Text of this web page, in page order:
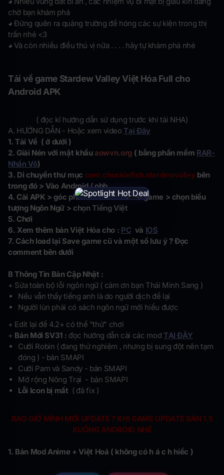
chờ bạn khám phá
◕ Đừng quên ra quảng trường để hóng các sự kiện trong thị
trấn nhé <3
◕ Và còn nhiều điều thú vị nữa . . . . hãy tự khám phá nhé
Tải về game Stardew Valley Việt Hóa Full cho
Android APK
( đọc kĩ hướng dẫn sử dụng trước khi tải NHA)
A. HƯỚNG DẪN - Hoặc xem video Tại Đây
1. Tải Về ( ở dưới )
2. Giải Nén với mật khẩuaowvn.org ( bằng phần mềm RAR-
Nhấn Vô)
3. Di chuyển thư mục com.chucklefish.stardewvalleybên
trong đó > Vào Android / obb
4. Cài APK > góc phải bên dưới khi vào game > chọn biểu
tượng Ngôn Ngữ > chọn Tiếng Việt
5. Chơi
6. Xem thêm bản Việt Hóa cho : PC và IOS
7. Cách load lại Save game cũ và một số lưu ý ? Đọc
comment bên dưới
B Thông Tin Bản Cập Nhật :
+ Sửa toàn bộ lỗi ngôn ngữ ( cảm ơn bạn Thái Minh Sang )
Nếu vẫn thấy tiếng anh là do người dịch để lại
Người lùn phải có sách ngôn ngữ mới hiểu được
+ Edit lại để 4.2+ có thể "thử" chơi
+ Bản Mới SV31 : đọc hướng dẫn cài các mod TẠI ĐÂY
Cưới Robin ( đang thử nghiệm , nhưng bị sung đột nên tạm
đóng ) - bản SMAPI
Cưới Pam và Sandy - bản SMAPI
Mở rộng Nông Trại - bản SMAPI
Lỗi Icon bị mất ( đã fix )
BAO GIỜ MÌNH MỚI UPDATE ? KHI GAME UPDATE BẢN 1.5
XUỐNG ANDROID NHÉ
1. Bản Mod Anime + Việt Hoá ( không có h á c h hiếc )
×